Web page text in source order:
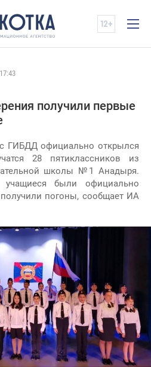
17:43
получили первые
ГИБДД официально открылся
28 пятиклассников из
школы №1 Анадыря.
были официально
погоны, сообщает ИА